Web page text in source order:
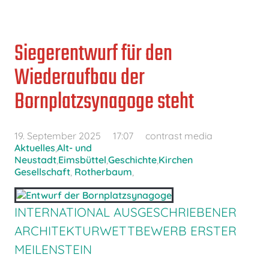
Siegerentwurf für den
Wiederaufbau der
Bornplatzsynagoge steht
19. September 2025 17:07
contrast media
Aktuelles Alt- und
Neustadt Eimsbüttel Geschichte Kirchen
Gesellschaft Rotherbaum
INTERNATIONAL AUSGESCHRIEBENER
ARCHITEKTURWETTBEWERB ERSTER
MEILENSTEIN